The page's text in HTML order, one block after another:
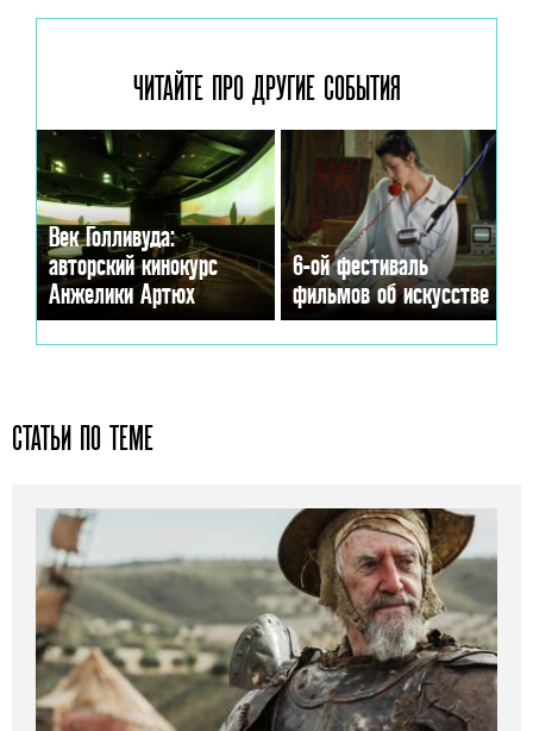
ЧИТАЙТЕ ПРО ДРУГИЕ СОБЫТИЯ
Век Голливуда:
авторский кинокурс
Анжелики Артюх
6-ой фестиваль
фильмов об искусстве
СТАТЬИ ПО ТЕМЕ